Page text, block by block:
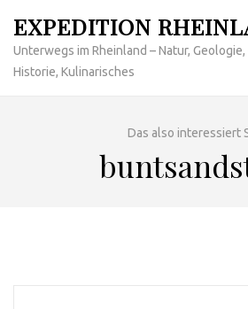
Inhalt
springen
(Enter
EXPEDITION
Unterwegs im Rheinland – Natur,
Historie, Kulinarisches
Das also interessiert